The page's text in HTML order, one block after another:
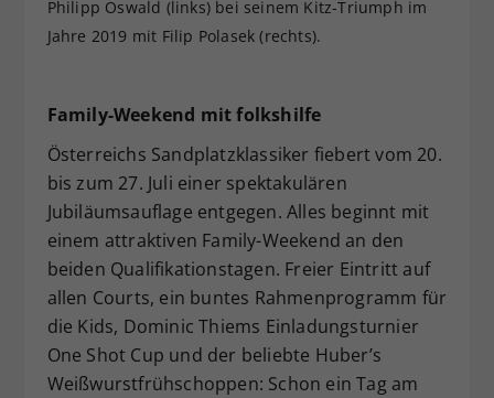
Philipp Oswald (links) bei seinem Kitz-Triumph im
Jahre 2019 mit Filip Polasek (rechts).
Family-Weekend mit folkshilfe
Österreichs Sandplatzklassiker fiebert vom 20.
bis zum 27. Juli einer spektakulären
Jubiläumsauflage entgegen. Alles beginnt mit
einem attraktiven Family-Weekend an den
beiden Qualifikationstagen. Freier Eintritt auf
allen Courts, ein buntes Rahmenprogramm für
die Kids, Dominic Thiems Einladungsturnier
One Shot Cup und der beliebte Huber’s
Weißwurstfrühschoppen: Schon ein Tag am